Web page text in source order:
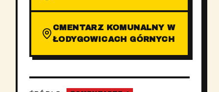
CMENTARZ KOMUNALNY W
ŁODYGOWICACH GÓRNYCH